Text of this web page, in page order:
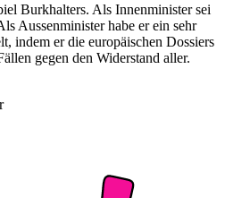
Burkhalters. Als Innenminister sei
Aussenminister habe er ein sehr
indem er die europäischen Dossiers
gegen den Widerstand aller.